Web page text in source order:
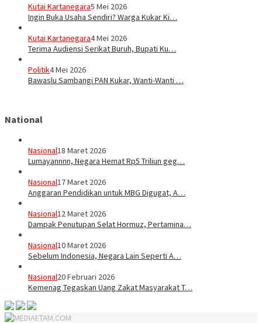
Kutai Kartanegara5 Mei 2026
Ingin Buka Usaha Sendiri? Warga Kukar Ki…
Kutai Kartanegara4 Mei 2026
Terima Audiensi Serikat Buruh, Bupati Ku…
Politik4 Mei 2026
Bawaslu Sambangi PAN Kukar, Wanti-Wanti …
National
Nasional18 Maret 2026
Lumayannnn, Negara Hemat Rp5 Triliun geg…
Nasional17 Maret 2026
Anggaran Pendidikan untuk MBG Digugat, A…
Nasional12 Maret 2026
Dampak Penutupan Selat Hormuz, Pertamina…
Nasional10 Maret 2026
Sebelum Indonesia, Negara Lain Seperti A…
Nasional20 Februari 2026
Kemenag Tegaskan Uang Zakat Masyarakat T…